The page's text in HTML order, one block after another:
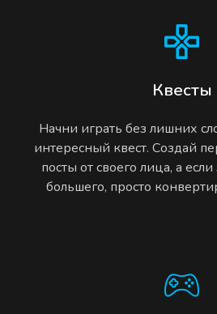
Квесты
Начни играть без лишних
интересный квест. Создай
посты от своего лица, а
большего, просто